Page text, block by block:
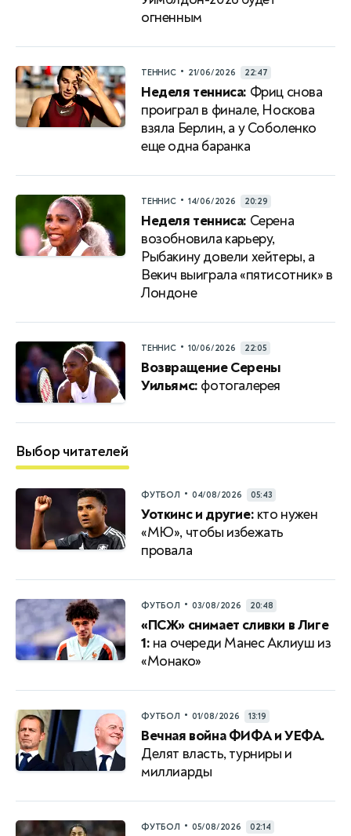
огненным
ТЕННИС • 21/06/2026 22:47
Неделя тенниса: Фриц снова
проиграл в финале, Носкова
взяла Берлин, а у Соболенко
еще одна баранка
ТЕННИС • 14/06/2026 20:29
Неделя тенниса: Серена
возобновила карьеру,
Рыбакину довели хейтеры, а
Векич выиграла «пятисотник» в
Лондоне
ТЕННИС • 10/06/2026 22:05
Возвращение Серены
Уильямс: фотогалерея
Выбор читателей
ФУТБОЛ • 04/08/2026 05:43
Уоткинс и другие: кто нужен
«МЮ», чтобы избежать
провала
ФУТБОЛ • 03/08/2026 20:48
«ПСЖ» снимает сливки в Лиге
1: на очереди Манес Аклиуш из
«Монако»
ФУТБОЛ • 01/08/2026 13:19
Вечная война ФИФА и УЕФА.
Делят власть, турниры и
миллиарды
ФУТБОЛ • 05/08/2026 02:14